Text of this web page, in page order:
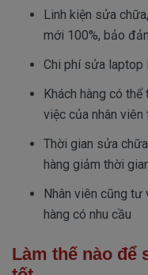
Linh kiện sửa
mới 100%, bảo
Chi phí sửa laptop
Khách hàng có
việc của nhân
Thời gian sửa
hàng giảm thời
Nhân viên cũng tư
hàng có nhu cầu
Làm thế nào để